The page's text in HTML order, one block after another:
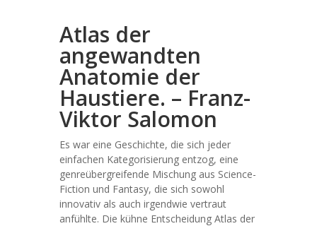
Atlas der
angewandten
Anatomie der
Haustiere. – Franz-
Viktor Salomon
Es war eine Geschichte, die sich jeder
einfachen Kategorisierung entzog, eine
genreübergreifende Mischung aus Science-
Fiction und Fantasy, die sich sowohl
innovativ als auch irgendwie vertraut
anfühlte. Die kühne Entscheidung Atlas der